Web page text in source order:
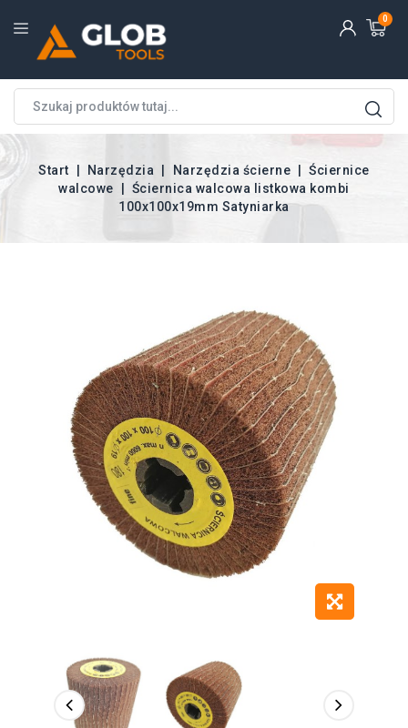
0
Start Narzędzia Narzędzia ścierne
Ściernice
walcowe
Ściernica walcowa listkowa kombi
100x100x19mm Satyniarka